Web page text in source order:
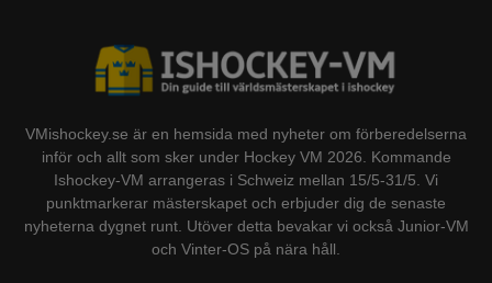
VMishockey.se är en hemsida med nyheter om förberedelserna
inför och allt som sker under Hockey VM 2026. Kommande
Ishockey-VM arrangeras i Schweiz mellan 15/5-31/5. Vi
punktmarkerar mästerskapet och erbjuder dig de senaste
nyheterna dygnet runt. Utöver detta bevakar vi också Junior-VM
och Vinter-OS på nära håll.